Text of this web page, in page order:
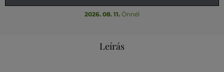
2026. 08. 11. Önnél
Leírás